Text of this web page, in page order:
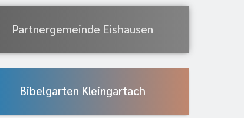
Partnergemeinde Eishausen
Bibelgarten Kleingartach